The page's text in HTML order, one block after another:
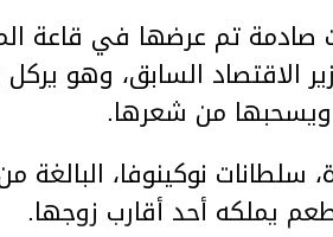
تم عرضها في قاعة
الاقتصاد السابق، وهو
من شعرها.
يملكه أحد أقارب زوجها.